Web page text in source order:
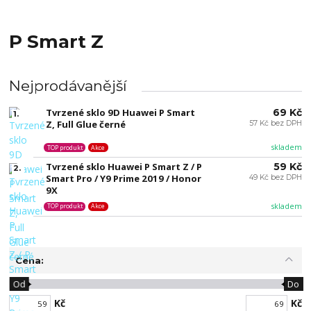
P Smart Z
Nejprodávanější
1.
Tvrzené sklo 9D Huawei P Smart
Z, Full Glue černé
skladem
TOP produkt Akce
69 Kč
57 Kč bez DPH
2.
Tvrzené sklo Huawei P Smart Z / P
Smart Pro / Y9 Prime 2019 / Honor
9X
skladem
TOP produkt Akce
59 Kč
49 Kč bez DPH
Cena:
Kč
Od Do
Kč